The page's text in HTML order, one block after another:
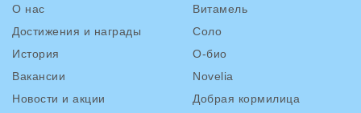
О нас
Достижения и награды
История
Вакансии
Новости и акции
Витамель
Соло
О-био
Novelia
Добрая кормилица